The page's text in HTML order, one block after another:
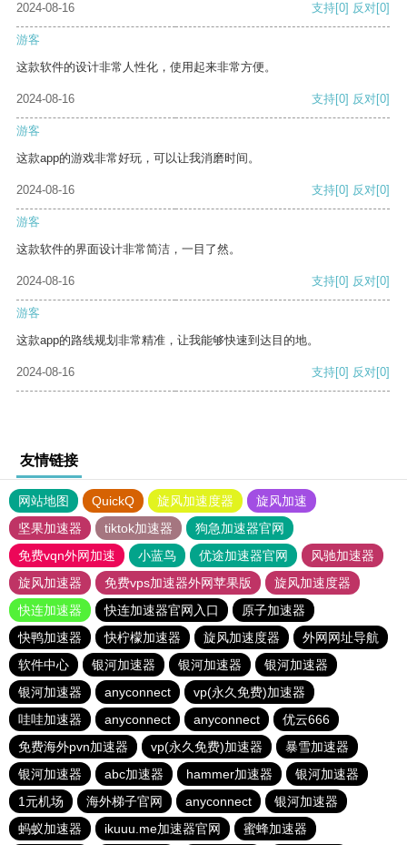
2024-08-16 支持[0] 反对[0]
游客
这款软件的设计非常人性化，使用起来非常方便。
2024-08-16 支持[0] 反对[0]
游客
这款app的游戏非常好玩，可以让我消磨时间。
2024-08-16 支持[0] 反对[0]
游客
这款软件的界面设计非常简洁，一目了然。
2024-08-16 支持[0] 反对[0]
游客
这款app的路线规划非常精准，让我能够快速到达目的地。
2024-08-16 支持[0] 反对[0]
友情链接
网站地图 QuickQ 旋风加速度器
旋风加速
坚果加速器
tiktok加速器
狗急加速器官网
免费vqn外网加速
小蓝鸟 优途加速器官网
风驰加速器
旋风加速器
免费vps加速器外网苹果版
旋风加速度器
快连加速器
快连加速器官网入口
原子加速器
快鸭加速器
快柠檬加速器 旋风加速度器
外网网址导航
软件中心
银河加速器 银河加速器
银河加速器
银河加速器
anyconnect
vp(永久免费)加速器
哇哇加速器
anyconnect anyconnect
优云666
免费海外pvn加速器
vp(永久免费)加速器
暴雪加速器
银河加速器
abc加速器 hammer加速器
银河加速器
1元机场
海外梯子官网 anyconnect
银河加速器
蚂蚁加速器
ikuuu.me加速器官网 蜜蜂加速器